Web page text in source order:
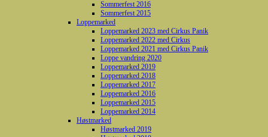
Sommerfest 2016
Sommerfest 2015
Loppemarked
Loppemarked 2023 med Cirkus Panik
Loppemarked 2022 med Cirkus
Loppemarked 2021 med Cirkus Panik
Loppe vandring 2020
Loppemarked 2019
Loppemarked 2018
Loppemarked 2017
Loppemarked 2016
Loppemarked 2015
Loppemarked 2014
Høstmarked
Høstmarked 2019